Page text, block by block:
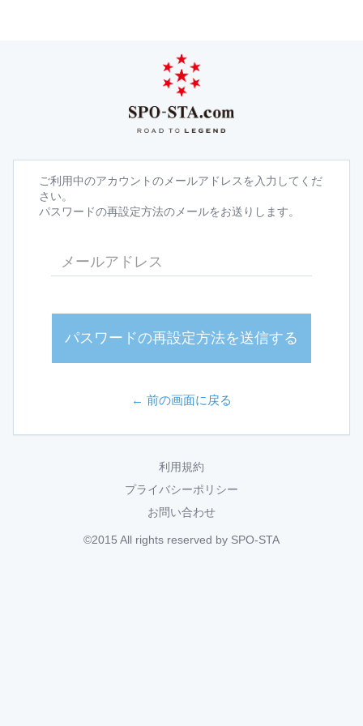
ご利用中のアカウントのメールアドレスを入力してくだ
さい。
パスワードの再設定方法のメールをお送りします。
パスワードの再設定方法を送信する
← 前の画面に戻る
利用規約
プライバシーポリシー
お問い合わせ
©2015 All rights reserved by SPO-STA